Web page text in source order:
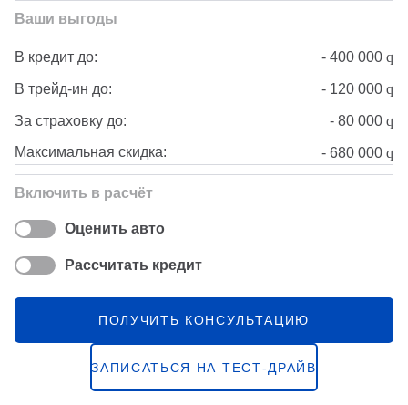
Ваши выгоды
В кредит до: - 400 000 q
В трейд-ин до: - 120 000 q
За страховку до: - 80 000 q
Максимальная скидка: - 680 000 q
Включить в расчёт
Оценить авто
Рассчитать кредит
ПОЛУЧИТЬ КОНСУЛЬТАЦИЮ
ЗАПИСАТЬСЯ НА ТЕСТ-ДРАЙВ